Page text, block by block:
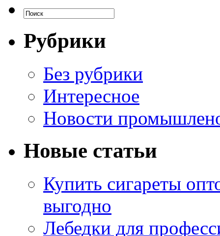
Рубрики
Без рубрики
Интересное
Новости
Новые статьи
Купить сигареты
выгодно
Лебедки для